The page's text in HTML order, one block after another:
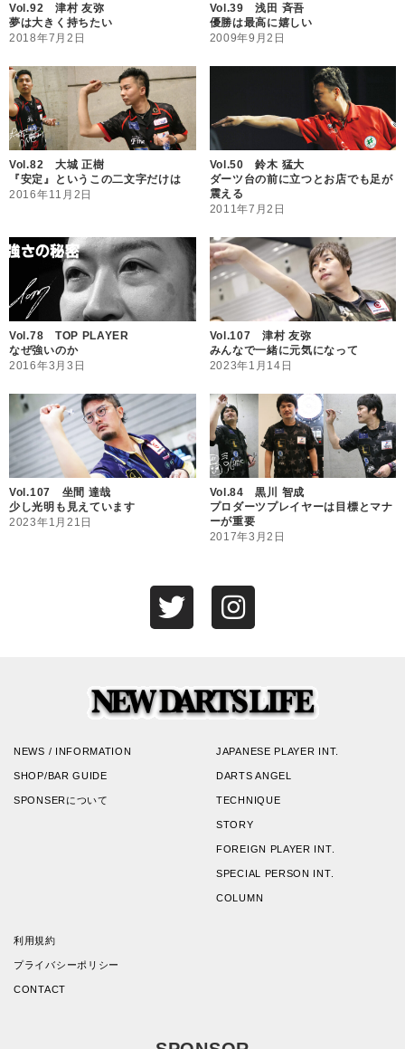
Vol.92 津村 友弥
夢は大きく持ちたい
2018年7月2日
Vol.39 浅田 斉吾
優勝は最高に嬉しい
2009年9月2日
Vol.82 大城 正樹
『安定』というこの二文字だけは
2016年11月2日
Vol.50 鈴木 猛大
ダーツ台の前に立つとお店でも足が
震える
2011年7月2日
Vol.78 TOP PLAYER
なぜ強いのか
2016年3月3日
Vol.107 津村 友弥
みんなで一緒に元気になって
2023年1月14日
Vol.107 坐間 達哉
少し光明も見えています
2023年1月21日
Vol.84 黒川 智成
プロダーツプレイヤーは目標とマナ
ーが重要
2017年3月2日
NEWS / INFORMATION
SHOP/BAR GUIDE
SPONSERについて
JAPANESE PLAYER INT.
DARTS ANGEL
TECHNIQUE
STORY
FOREIGN PLAYER INT.
SPECIAL PERSON INT.
COLUMN
利用規約
プライバシーポリシー
CONTACT